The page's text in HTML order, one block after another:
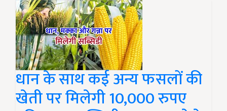
धान के साथ कई अन्य फसलों की
खेती पर मिलेगी 10,000 रुपए